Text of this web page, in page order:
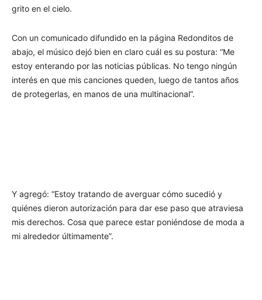
grito en el cielo.
Con un comunicado difundido en la página Redonditos de
abajo, el músico dejó bien en claro cuál es su postura: “Me
estoy enterando por las noticias públicas. No tengo ningún
interés en que mis canciones queden, luego de tantos años
de protegerlas, en manos de una multinacional”.
Y agregó: “Estoy tratando de averguar cómo sucedió y
quiénes dieron autorización para dar ese paso que atraviesa
mis derechos. Cosa que parece estar poniéndose de moda a
mi alrededor últimamente”.